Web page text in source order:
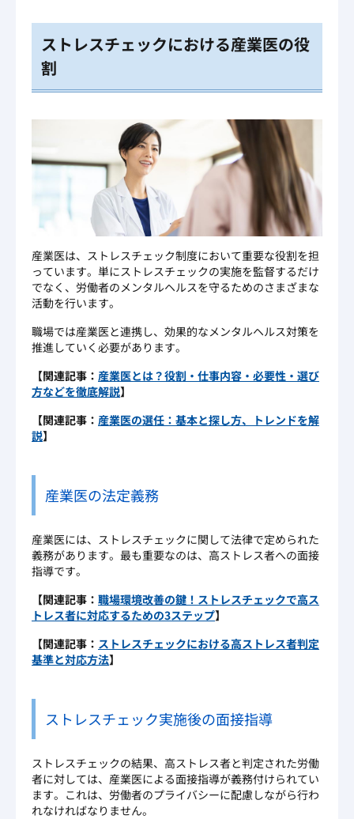
ストレスチェックにおける産業医の役
割
産業医は、ストレスチェック制度において重要な役割を担
っています。単にストレスチェックの実施を監督するだけ
でなく、労働者のメンタルヘルスを守るためのさまざまな
活動を行います。
職場では産業医と連携し、効果的なメンタルヘルス対策を
推進していく必要があります。
【関連記事： 産業医とは？役割・仕事内容・必要性・選び
方などを徹底解説】
【関連記事： 産業医の選任：基本と探し方、トレンドを解
説】
産業医の法定義務
産業医には、ストレスチェックに関して法律で定められた
義務があります。最も重要なのは、高ストレス者への面接
指導です。
【関連記事： 職場環境改善の鍵！ストレスチェックで高ス
トレス者に対応するための3ステップ】
【関連記事： ストレスチェックにおける高ストレス者判定
基準と対応方法】
ストレスチェック実施後の面接指導
ストレスチェックの結果、高ストレス者と判定された労働
者に対しては、産業医による面接指導が義務付けられてい
ます。これは、労働者のプライバシーに配慮しながら行わ
れなければなりません。